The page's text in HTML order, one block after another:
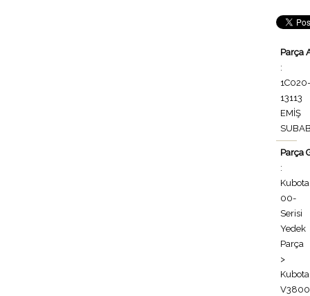
Parça
:
1C020-
13113
EMİŞ
Parça
:
Kubota
00-
Serisi
Yedek
Parça
>
Kubota
V3800